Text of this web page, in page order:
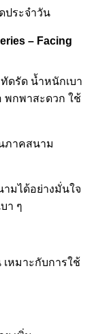
ประจำวัน
– Facing
ดรัด น้ำหนักเบา
พกพาสะดวก ใช้
ภาคสนาม
มได้อย่างมั่นใจ
า ๆ
หมาะกับการใช้